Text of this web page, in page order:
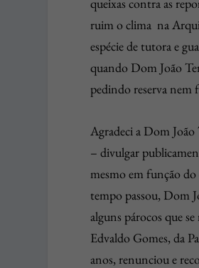
ruim o clima na
espécie de tutora e
quando Dom João
pedindo reserva nem
Agradeci a Dom
– divulgar
mesmo em função
tempo passou, Dom
alguns párocos que
Edvaldo Gomes, da
anos, renunciou e